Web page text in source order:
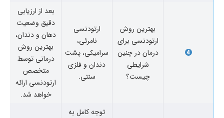
بهترین روش
ارتودنسی برای
درمان در چنین
شرایطی
چیست؟
ارتودنسی
نامرئی،
سرامیکی، پشت
دندان و فلزی
سنتی.
بعد از ارزیابی
دقیق وضعیت
دهان و دندان،
بهترین روش
درمانی توسط
متخصص
ارتودنسی ارائه
خواهد شد.
توجه کامل به